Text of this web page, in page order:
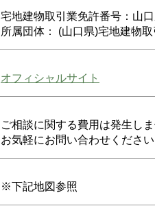
宅地建物取引業免許番号：山
所属団体： (山口県)宅地建物
オフィシャルサイト
ご相談に関する費用は発生しま
お気軽にお問い合わせください
※下記地図参照